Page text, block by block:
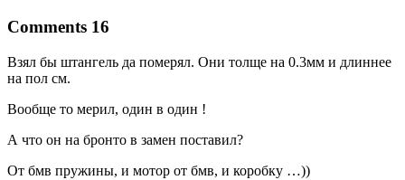
Comments 16
Взял бы штангель да померял. Они толще на 0.3мм и длиннее
на пол см.
Вообще то мерил, один в один !
А что он на бронто в замен поставил?
От бмв пружины, и мотор от бмв, и коробку …))